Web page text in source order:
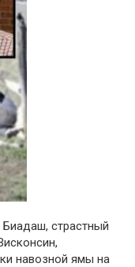
Биадаш, страстный
навозной ямы на